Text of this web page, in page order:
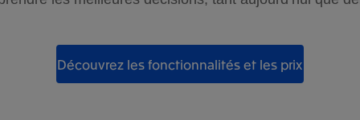
Découvrez les fonctionnalités et les prix